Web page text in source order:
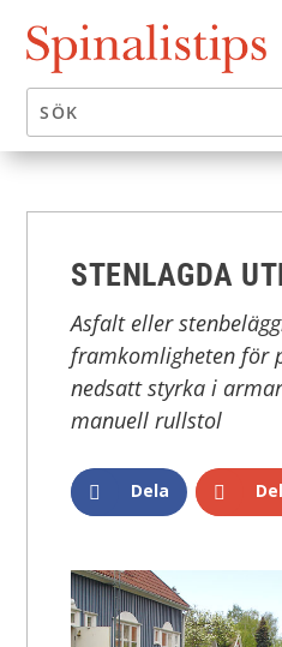
STENLAGDA
Asfalt eller
framkomligheten för
nedsatt styrka i
manuell rullstol
Dela